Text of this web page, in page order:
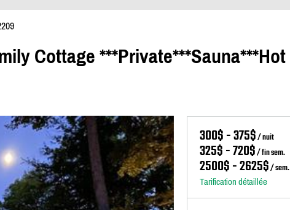
Cottage ***Private***Sauna***Hot
300$ - 375$/ nuit
325$ - 720$/ fin sem.
2500$ - 2625$/ sem.
Tarification détaillée